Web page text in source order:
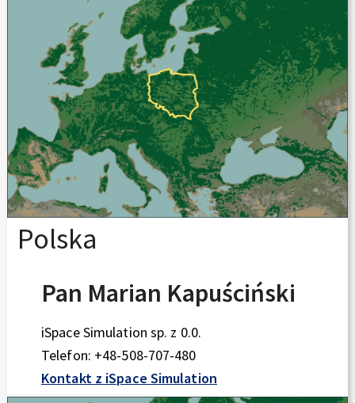
Polska
Pan Marian Kapuściński
iSpace Simulation sp. z 0.0.
Telefon: +48-508-707-480
Kontakt z iSpace Simulation